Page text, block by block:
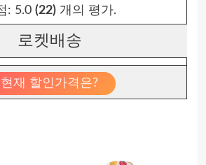
: 5.0 (22)개의 평가.
로켓배송
현재 할인가격은?